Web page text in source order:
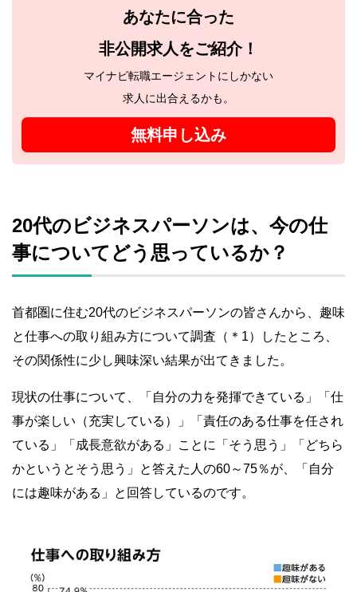
あなたに合った
非公開求人をご紹介！
マイナビ転職エージェントにしかない
求人に出合えるかも。
無料申し込み
20代のビジネスパーソンは、今の仕
事についてどう思っているか？
首都圏に住む20代のビジネスパーソンの皆さんから、趣味
と仕事への取り組み方について調査（＊1）したところ、
その関係性に少し興味深い結果が出てきました。
現状の仕事について、「自分の力を発揮できている」「仕
事が楽しい（充実している）」「責任のある仕事を任され
ている」「成長意欲がある」ことに「そう思う」「どちら
かというとそう思う」と答えた人の60～75％が、「自分
には趣味がある」と回答しているのです。